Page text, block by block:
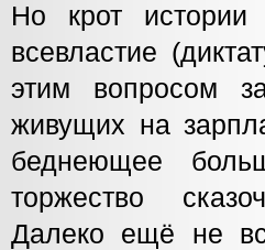
Но крот истории
всевластие
этим вопросом
живущих на
беднеющее
торжество
Далеко ещё не